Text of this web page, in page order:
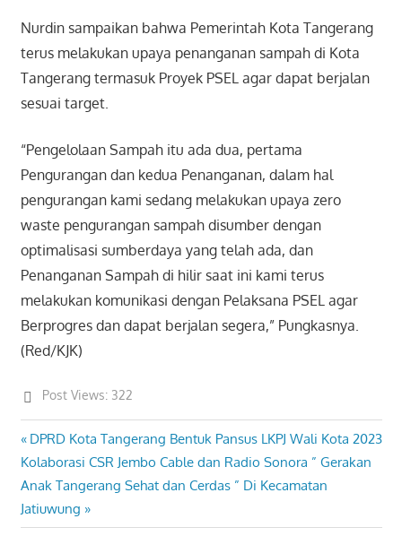
Nurdin sampaikan bahwa Pemerintah Kota Tangerang
terus melakukan upaya penanganan sampah di Kota
Tangerang termasuk Proyek PSEL agar dapat berjalan
sesuai target.
“Pengelolaan Sampah itu ada dua, pertama
Pengurangan dan kedua Penanganan, dalam hal
pengurangan kami sedang melakukan upaya zero
waste pengurangan sampah disumber dengan
optimalisasi sumberdaya yang telah ada, dan
Penanganan Sampah di hilir saat ini kami terus
melakukan komunikasi dengan Pelaksana PSEL agar
Berprogres dan dapat berjalan segera,” Pungkasnya.
(Red/KJK)
Post Views: 322
Post
navigation
Previous
Post:
DPRD Kota Tangerang Bentuk Pansus LKPJ Wali Kota 2023
Next
Post:
Kolaborasi CSR Jembo Cable dan Radio Sonora ” Gerakan
Anak Tangerang Sehat dan Cerdas ” Di Kecamatan
Jatiuwung